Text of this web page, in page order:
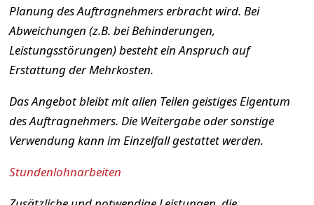
Planung des Auftragnehmers erbracht wird. Bei
Abweichungen (z.B. bei Behinderungen,
Leistungsstörungen) besteht ein Anspruch auf
Erstattung der Mehrkosten.
Das Angebot bleibt mit allen Teilen geistiges Eigentum
des Auftragnehmers. Die Weitergabe oder sonstige
Verwendung kann im Einzelfall gestattet werden.
Stundenlohnarbeiten